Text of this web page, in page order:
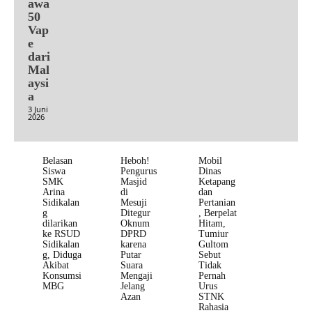
awa
50
Vap
e
dari
Mal
aysi
a
3 Juni
2026
Belasan
Siswa
SMK
Arina
Sidikalan
g
dilarikan
ke RSUD
Sidikalan
g, Diduga
Akibat
Konsumsi
MBG
Heboh!
Pengurus
Masjid
di
Mesuji
Ditegur
Oknum
DPRD
karena
Putar
Suara
Mengaji
Jelang
Azan
Mobil
Dinas
Ketapang
dan
Pertanian
, Berpelat
Hitam,
Tumiur
Gultom
Sebut
Tidak
Pernah
Urus
STNK
Rahasia